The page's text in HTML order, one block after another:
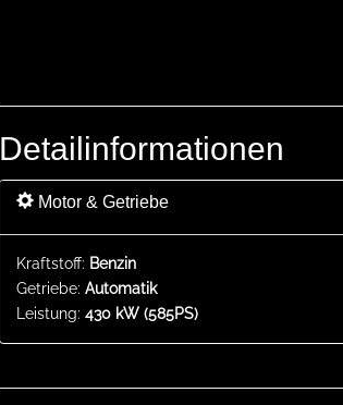
Detailinformationen
Motor & Getriebe
Kraftstoff: Benzin
Getriebe: Automatik
Leistung: 430 kW (585PS)